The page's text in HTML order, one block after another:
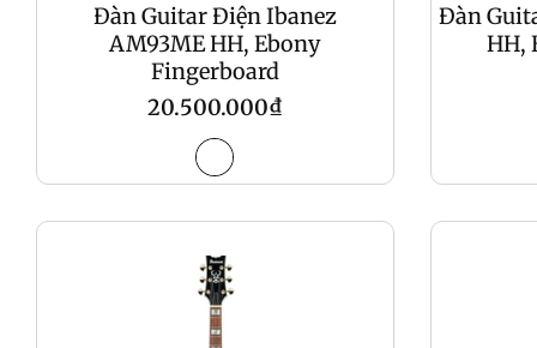
Đàn Guitar Điện Ibanez
AM93ME HH, Ebony
Fingerboard
Regular
price
20.500.000₫
Đàn
HH,